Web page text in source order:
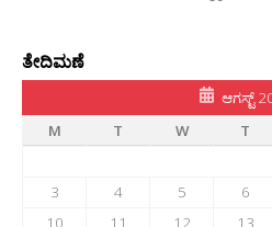
ತೇದಿಮಣೆ
ಆಗಸ್ಟ್
M
T W T
3
4 5 6
10
11 12 13